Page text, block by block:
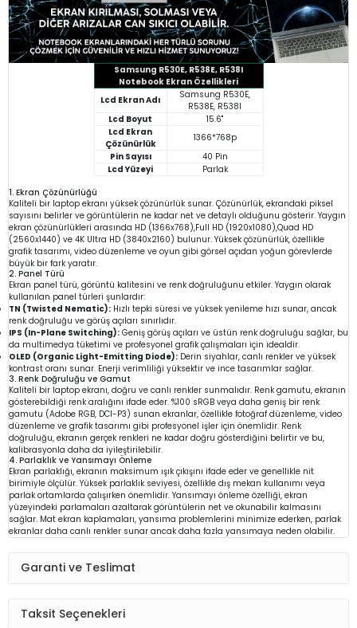
Samsung R530E, R538E, R538I
Notebook Ekran Özellikleri
Lcd Ekran Adı
Samsung R530E,
R538E, R538I
Lcd Boyut
15.6"
Lcd Ekran
Çözünürlük
1366*768p
Pin Sayısı
40 Pin
Lcd Yüzeyi
Parlak
1. Ekran Çözünürlüğü
Kaliteli bir laptop ekranı yüksek çözünürlük sunar. Çözünürlük, ekrandaki piksel
sayısını belirler ve görüntülerin ne kadar net ve detaylı olduğunu gösterir. Yaygın
ekran çözünürlükleri arasında HD (1366x768),Full HD (1920x1080),Quad HD
(2560x1440) ve 4K Ultra HD (3840x2160) bulunur. Yüksek çözünürlük, özellikle
grafik tasarımı, video düzenleme ve oyun gibi görsel açıdan yoğun görevlerde
büyük bir fark yaratır.
2. Panel Türü
Ekran panel türü, görüntü kalitesini ve renk doğruluğunu etkiler. Yaygın olarak
kullanılan panel türleri şunlardır:
TN (Twisted Nematic): Hızlı tepki süresi ve yüksek yenileme hızı sunar, ancak
renk doğruluğu ve görüş açıları sınırlıdır.
IPS (In-Plane Switching): Geniş görüş açıları ve üstün renk doğruluğu sağlar, bu
da multimedya tüketimi ve profesyonel grafik çalışmaları için idealdir.
OLED (Organic Light-Emitting Diode): Derin siyahlar, canlı renkler ve yüksek
kontrast oranı sunar. Enerji verimliliği yüksektir ve ince tasarımlar sağlar.
3. Renk Doğruluğu ve Gamut
Kaliteli bir laptop ekranı, doğru ve canlı renkler sunmalıdır. Renk gamutu, ekranın
gösterebildiği renk aralığını ifade eder. %100 sRGB veya daha geniş bir renk
gamutu (Adobe RGB, DCI-P3) sunan ekranlar, özellikle fotoğraf düzenleme, video
düzenleme ve grafik tasarımı gibi profesyonel işler için önemlidir. Renk
doğruluğu, ekranın gerçek renkleri ne kadar doğru gösterdiğini belirtir ve bu,
kalibrasyonla daha da iyileştirilebilir.
4. Parlaklık ve Yansımayı Önleme
Ekran parlaklığı, ekranın maksimum ışık çıkışını ifade eder ve genellikle nit
birimiyle ölçülür. Yüksek parlaklık seviyesi, özellikle dış mekan kullanımı veya
parlak ortamlarda çalışırken önemlidir. Yansımayı önleme özelliği, ekran
yüzeyindeki parlamaları azaltarak görüntülerin net ve okunabilir kalmasını
sağlar. Mat ekran kaplamaları, yansıma problemlerini minimize ederken, parlak
ekranlar daha canlı renkler sunar ancak daha fazla yansımaya neden olabilir.
Garanti ve Teslimat
Taksit Seçenekleri